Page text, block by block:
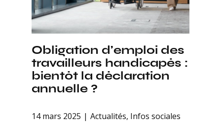
Obligation d’emploi des
travailleurs handicapés :
bientôt la déclaration
annuelle ?
14 mars 2025 Actualités, Infos sociales